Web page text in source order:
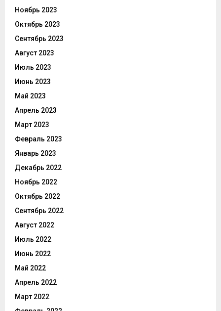
Ноябрь 2023
Октябрь 2023
Сентябрь 2023
Август 2023
Июль 2023
Июнь 2023
Май 2023
Апрель 2023
Март 2023
Февраль 2023
Январь 2023
Декабрь 2022
Ноябрь 2022
Октябрь 2022
Сентябрь 2022
Август 2022
Июль 2022
Июнь 2022
Май 2022
Апрель 2022
Март 2022